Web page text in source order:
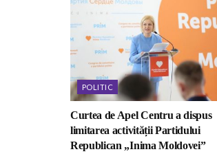
POLITIC
Curtea de Apel Centru a dispus
limitarea activității Partidului
Republican „Inima Moldovei”